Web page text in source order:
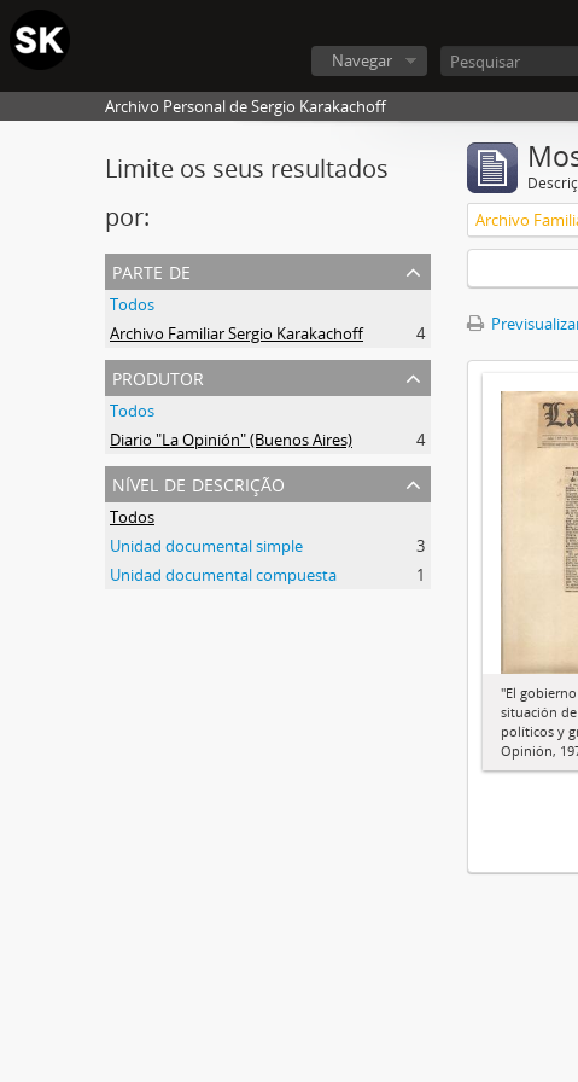
Navegar
Archivo Personal de Sergio Karakachoff
Limite os seus resultados
por:
parte de
Todos
Archivo Familiar Sergio Karakachoff
4
produtor
Todos
Diario "La Opinión" (Buenos Aires)
4
nível de descrição
Todos
Unidad documental simple
3
Unidad documental compuesta
1
Archivo
"El
situación
políticos y
Opinión,